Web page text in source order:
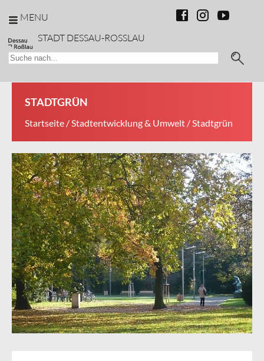
MENU
STADT DESSAU-ROSSLAU
STADTGRÜN
Startseite /Stadtentwicklung & Umwelt / Stadtgrün